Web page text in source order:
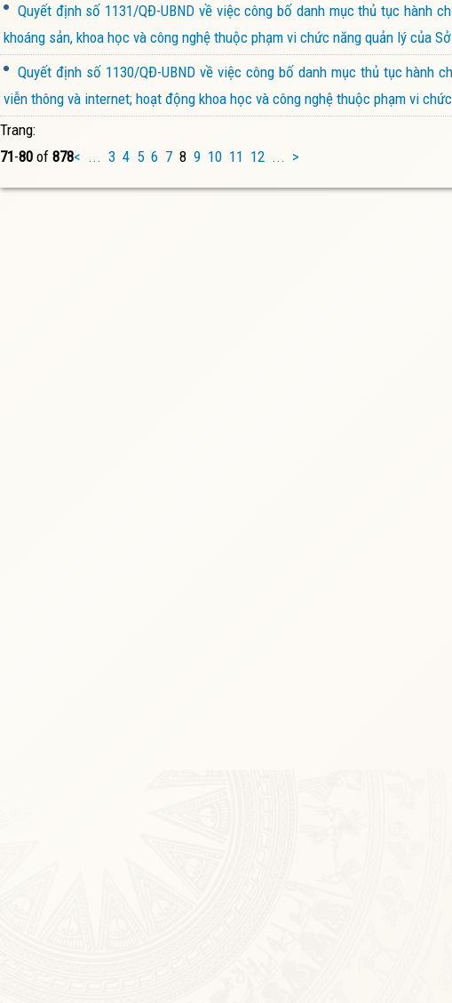
Quyết định số 1131/QĐ-UBND về việc công bố danh mục thủ tục hành
khoáng sản, khoa học và công nghệ thuộc phạm vi chức năng quản lý của
Quyết định số 1130/QĐ-UBND về việc công bố danh mục thủ tục
viễn thông và internet; hoạt động khoa học và công nghệ thuộc phạm vi
Trang:
71-80 of 878< ... 3 4 5 6 7 8 9 10 11 12 ... >